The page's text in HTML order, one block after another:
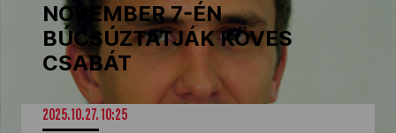
Los Angeles 2028
MOB
NOVEMBER 7-ÉN
BÚCSÚZTATJÁK KÖVES
CSABÁT
2025.10.27. 10:25